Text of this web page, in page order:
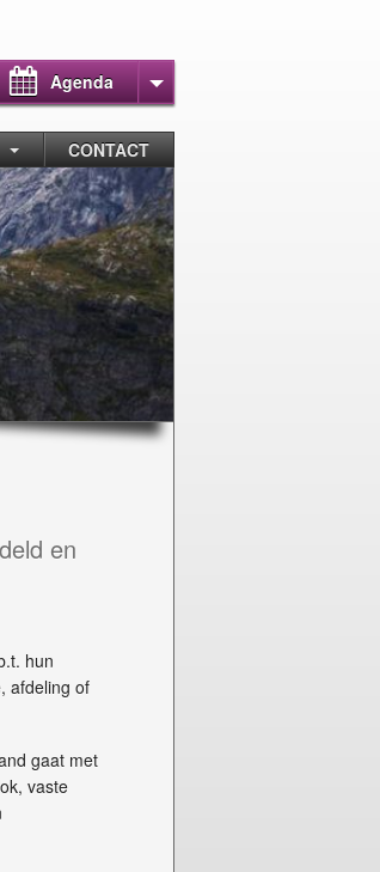
Agenda
CONTACT
en
hun
afdeling of
gaat met
vaste